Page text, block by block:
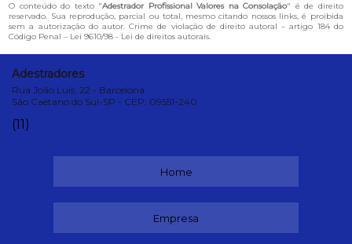
O conteúdo do texto "Adestrador Profissional Valores na Consolação" é de direito
reservado. Sua reprodução, parcial ou total, mesmo citando nossos links, é proibida
sem a autorização do autor. Crime de violação de direito autoral – artigo 184 do
Código Penal – Lei 9610/98 - Lei de direitos autorais.
Adestradores
Rua João Luís, 22 - Barcelona
São Caetano do Sul-SP - CEP: 09551-240
(11)
Home
Empresa